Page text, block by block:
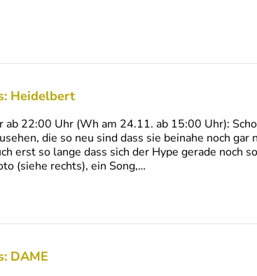
Heidelbert
22:00 Uhr (Wh am 24.11. ab 15:00 Uhr):
die so neu sind dass sie beinahe noch
erst so lange dass sich der Hype gerade noch
(siehe rechts), ein Song,…
DAME